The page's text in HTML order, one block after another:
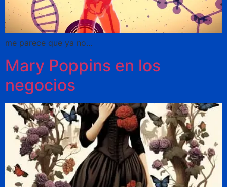
me parece que ya no…
Mary Poppins en los
negocios